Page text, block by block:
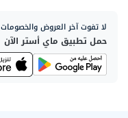
لا تفوت آخر العروض والخصومات
حمل تطبيق ماي أستر الآن